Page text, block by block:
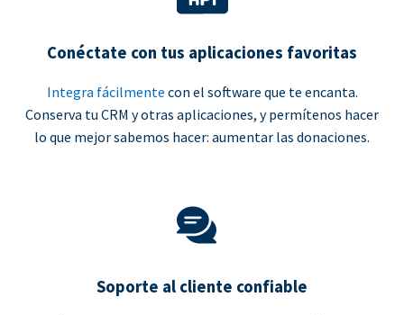
Conéctate con tus aplicaciones favoritas
Integra fácilmente con el software que te encanta.
Conserva tu CRM y otras aplicaciones, y permítenos hacer
lo que mejor sabemos hacer: aumentar las donaciones.
Soporte al cliente confiable